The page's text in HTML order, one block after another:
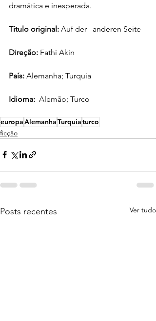
dramática e inesperada.
Título original: Auf der   anderen Seite
Direção: Fathi Akin
País: Alemanha; Turquia
Idioma: Alemão; Turco
europaAlemanhaTurquiaturco
ficção
Posts recentes Ver tudo